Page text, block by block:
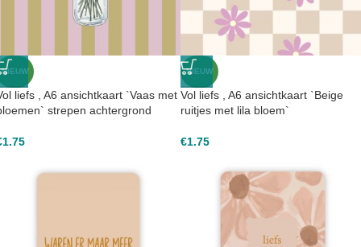
NIEUW
liefs , A6 ansichtkaart `Vaas met
strepen achtergrond
1.75
NIEUW
Vol liefs , A6 ansichtkaart `Beige
ruitjes met lila bloem`
€1.75